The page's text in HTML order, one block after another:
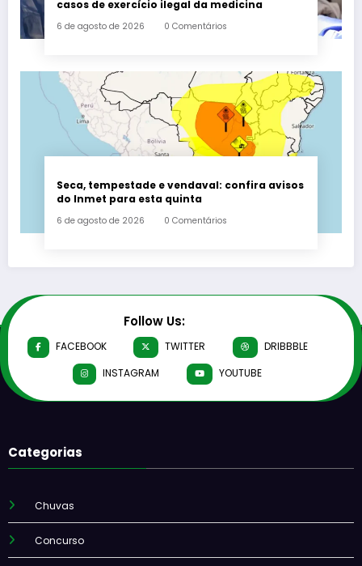
casos de exercício ilegal da medicina
6 de agosto de 2026 0 Comentários
Seca, tempestade e vendaval: confira avisos
do Inmet para esta quinta
6 de agosto de 2026 0 Comentários
Follow Us:
FACEBOOK TWITTER
DRIBBBLE
INSTAGRAM
YOUTUBE
Categorias
Chuvas
Concurso